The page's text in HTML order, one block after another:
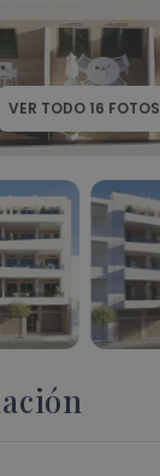
VER TODO 16 FOTOS